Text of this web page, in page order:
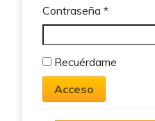
Contraseña *Obligatorio
Recuérdame
Acceso